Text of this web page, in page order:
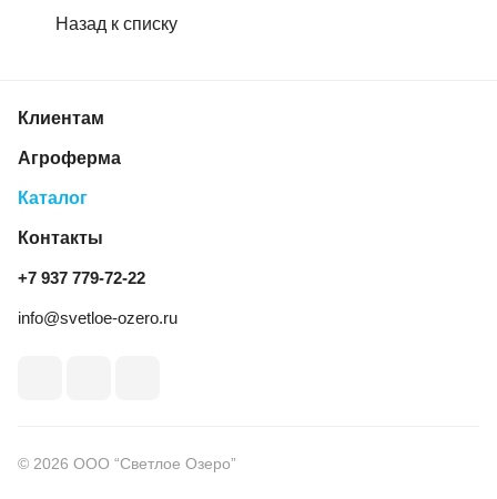
Назад к списку
Клиентам
Агроферма
Каталог
Контакты
+7 937 779‑72‑22
info@svetloe-ozero.ru
© 2026 ООО “Светлое Озеро”